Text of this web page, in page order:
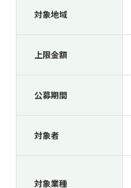
対象地域
上限金額
公募期間
対象者
対象業種